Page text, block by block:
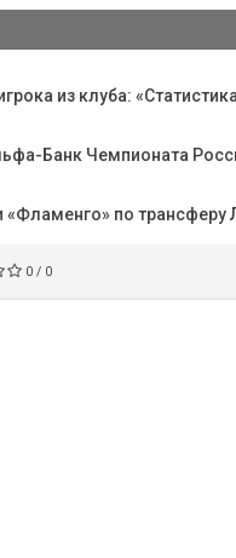
из клуба:
Банк Чемпионата
по трансферу
0 / 0